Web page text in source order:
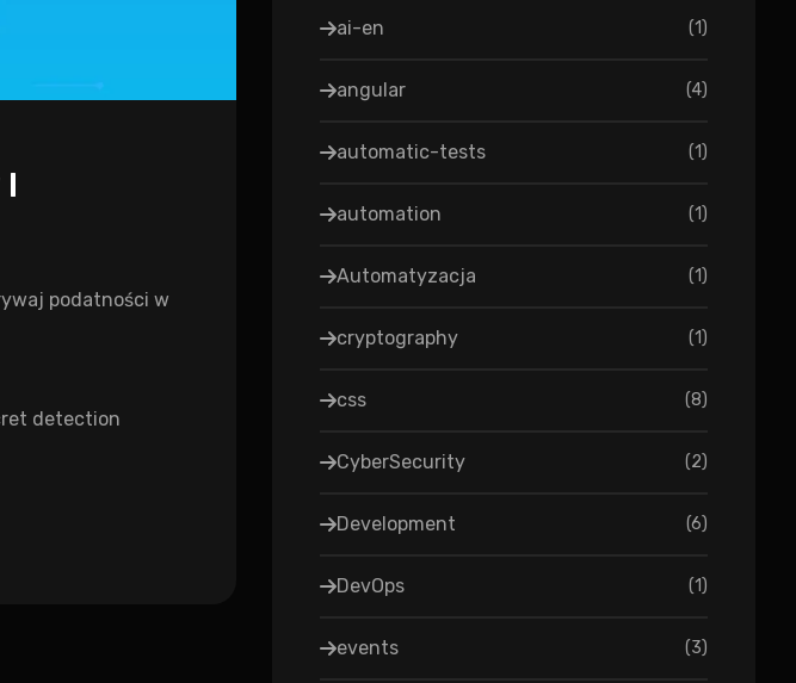
podatności w
detection
ai-en (1)
angular (4)
automatic-tests (1)
automation (1)
Automatyzacja (1)
cryptography (1)
css (8)
CyberSecurity (2)
Development (6)
DevOps (1)
events (3)